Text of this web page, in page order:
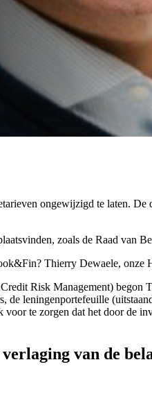
ongewijzigd te laten.
zoals de Raad van
Thierry Dewaele,
Risk Management)
leningenportefeuille
te zorgen dat het door de
van de